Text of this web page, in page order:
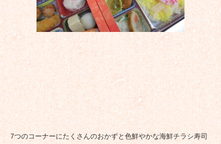
7つのコーナーにたくさんのおかずと色鮮やかな海鮮チラシ寿司